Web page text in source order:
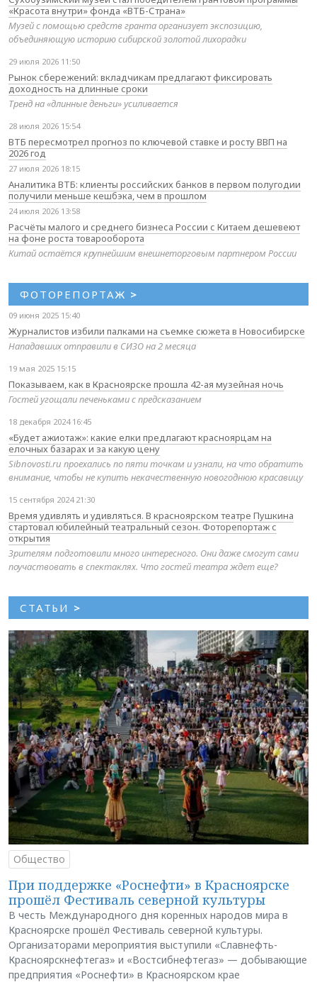
«Красота внутри» фонда «ВТБ-Страна»
Музей с помощью средств гранта организует экспозицию,
объединяющую историю сибирской золотой лихорадки
29 июля 2026 11:50
Рынок сбережений: вкладчикам предлагают фиксировать
доходность на длинные сроки
Тренд на «длинные деньги» усиливается
28 июля 2026 15:54
ВТБ пересмотрел прогноз по ключевой ставке и росту ВВП на
2026 год
27 июля 2026 18:15
Аналитика ВТБ: клиенты российских банков в первом полугодии
получили меньше кешбэка, чем в прошлом
24 июля 2026 13:58
Расчёты малого и среднего бизнеса России с Китаем дешевеют
на фоне роста товарооборота
Китай остаётся крупнейшим внешнеторговым партнером России
ФОТОРЕПОРТАЖ >
09 июня 2025 15:40
Журналистов избили палками на съемке сюжета в Новосибирске
Нападавших отправили в СИЗО на 2 месяца
19 мая 2025 15:15
Показываем, как в Красноярске прошла 42-ая музейная ночь
Гостей угощали печеньками с предсказанием
18 декабря 2024 16:45
«Будет ажиотаж»: какие елки предлагают красноярцам на
елочных базарах и за какую цену
Sibnovosti.ru проехались по пяти точкам и узнали, на что обратить
внимание, чтобы не купить некачественную новогоднюю красавицу
15 сентября 2024 21:30
Время удивлять и удивляться. В красноярском театре Пушкина
стартовал юбилейный театральный сезон. Фоторепортаж с
открытия
Зрителям подготовили много интересного. Они даже смогут сами
поучаствовать в спектаклях. Что гостей театра ждет еще?
СТАТЬИ >
Общество
При поддержке «Роснефти» в Красноярске
прошёл Фестиваль северной культуры
В честь Международного дня коренных народов мира в
Красноярске прошёл Фестиваль северной культуры.
Организаторами мероприятия выступили «Славнефть-
Красноярскнефтегаз» и «Востсибнефтегаз» — добывающие
предприятия «Роснефти» в Красноярском крае